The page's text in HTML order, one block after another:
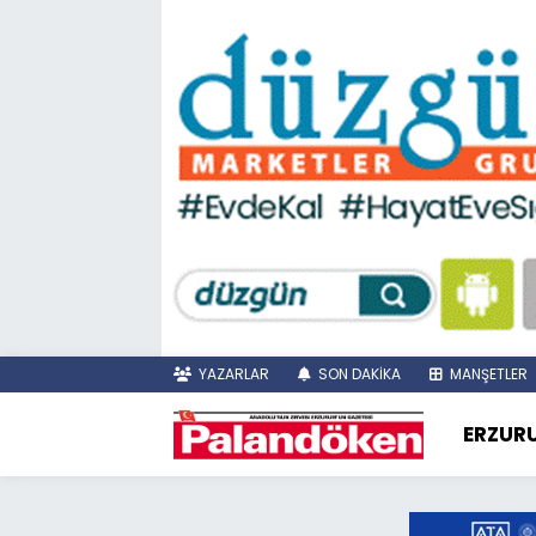
YAZARLAR SON DAKİKA MANŞETLER